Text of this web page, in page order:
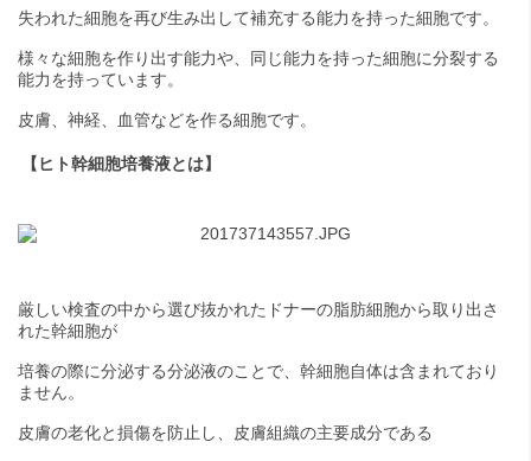
失われた細胞を再び生み出して補充する能力を持った細胞です。
様々な細胞を作り出す能力や、同じ能力を持った細胞に分裂する
能力を持っています。
皮膚、神経、血管などを作る細胞です。
【ヒト幹細胞培養液とは】
厳しい検査の中から選び抜かれたドナーの脂肪細胞から取り出さ
れた幹細胞が
培養の際に分泌する分泌液のことで、幹細胞自体は含まれており
ません。
皮膚の老化と損傷を防止し、皮膚組織の主要成分である